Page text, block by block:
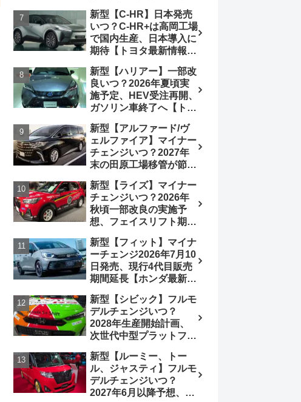
19.1km/L、納期4～5か
月】ナビUI・冬用タイ
ヤ・ウィルダネス日本発
売は？カーオブザイヤー
とJNCAP大賞受賞後も
残る注意点
新型【C-HR】日本発売
いつ？C-HR+は高岡工場
で国内生産、日本導入に
期待【トヨタ最新情報】
売、2代目HEV・PHEV
は日本未導入
新型【ハリアー】一部改
良いつ？2026年夏頃実
施予定、HEV受注再開、
ガソリン車終了へ【トヨ
チェンジ2027年以降予
想
新型【アルファード/ヴ
ェルファイア】マイナー
チェンジいつ？2027年
末の田原工場移管が節目
のフェイスリフト予想
【トヨタ最新情報】
2026年6月一部改良済
み、消費税込価格559万
9000円から
新型【ライズ】マイナー
チェンジいつ？2026年
秋頃一部改良の実施予
想、フェイスリフト期
2～3ヵ月に短縮【ダイハ
ツ最新情報】前回改良は
2024年11月5日、価格
180.07～244.2万円、値
上げ約8～10万円、法規
対応、ハイブリッド
4WD追加まだ、フルモ
デルチェンジはトヨタが
介入か
新型【フィット】マイナ
ーチェンジ2026年7月10
日発売、現行4代目販売
期間延長【ホンダ最新情
いつ？フルモデルチェン
ジは2029年頃まで遅れ
る予想
新型【シビック】フルモ
デルチェンジいつ？
2028年生産開始計画、
次世代中型プラットフォ
搭載予想【ホンダ最新情
報】Honda S+ Shiftは現
行e:HEV RS 消費税込
4,659,600円で先行導入
新型【ルーミー、トー
ル、ジャスティ】フルモ
デルチェンジいつ？
2027年6月以降予想、ビ